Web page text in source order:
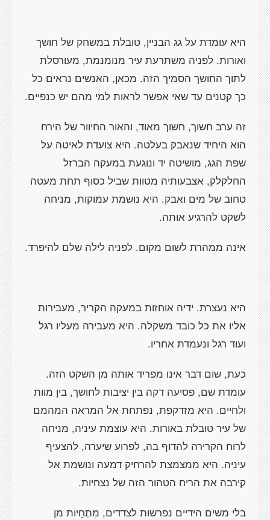
היא עומדת על גג הבניין, טובלת במשחק של חושך
ואורות. לפניה משתרעת עיר מנומנמת, מעורסלת
לתוך החושך הסמיך הזה. מכאן, האנשים נראים כל
כך קטנים עד שאי אפשר לראות למי מהם יש כנפיים.
זה ערב חשוך, חשוך מאוד, והאור החיוור של הירח
הוא היחיד שנאבק בעלטה. היא צועדת לאיטה על
שפת הגג, מושיטה יד ונוגעת במעקה הברזל
החלקלק, אצבעותיה מטוות שביל כסוף תחת מעטה
טחוב של מים ואבק. היא נושמת עמוקות, מניחה
לשקט להרגיע אותה.
אינה ממהרת לשום מקום. לפניה לילה שלם להיפרד.
היא נעצרת. ידיה אוחזות במעקה הקריר, מעבירות
אליו את כל כובד משקלה. היא מעבירה מעליו רגל
ועוד רגל ונעמדת אחריו.
כעת, שום דבר אינו מפריד אותה מן השקט הזה.
עומדת שם, פסיעה דקה בין יציבות לחושך, בין מוות
ולחיים. היא מזדקפת, נפתחת אל המראה המהמם
של עיר טובלת באורות. היא עוצמת עיניה, מניחה
לרוח הקרירה להדוף בה, לפרוע שיערה, להצעיף
עיניה. היא ממצמצת להרחיק דמעה ונושמת אל
קירבה את הריח הטהור הזה של נצחיות.
בלי משים הידיים נפרשות לצדדים, מִתְחָיוֹת מן